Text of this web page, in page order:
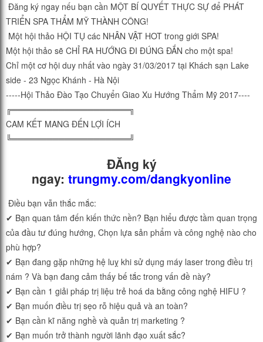
Đăng ký ngay nếu bạn cần MỘT BÍ QUYẾT THỰC SỰ để PHÁT
TRIỂN SPA THẨM MỸ THÀNH CÔNG!
Một hội thảo HỘI TỤ các NHÂN VẬT HOT trong giới SPA!
Một hội thảo sẽ CHỈ RA HƯỚNG ĐI ĐÚNG ĐẮN cho một spa!
Chỉ một cơ hội duy nhất vào ngày 31/03/2017 tại Khách sạn Lake
side - 23 Ngọc Khánh - Hà Nội
-----Hội Thảo Đào Tạo Chuyển Giao Xu Hướng Thẩm Mỹ 2017----
╔════════════════════╗
CAM KẾT MANG ĐẾN LỢI ÍCH
╚════════════════════╝
ĐĂng ký
ngay: trungmy.com/dangkyonline
Điều bạn vẫn thắc mắc:
✔ Bạn quan tâm đến kiến thức nền? Bạn hiểu được tầm quan trọng
của đầu tư đúng hướng, Chọn lựa sản phẩm và công nghệ nào cho
phù hợp?
✔ Bạn đang gặp những hệ luỵ khi sử dụng máy laser trong điều trị
nám ? Và bạn đang cảm thấy bế tắc trong vấn đề này?
✔ Bạn cần 1 giải pháp trị liệu trẻ hoá da bằng công nghệ HIFU ?
✔ Bạn muốn điều trị sẹo rỗ hiệu quả và an toàn?
✔ Bạn cần kĩ năng nghề và quản trị marketing ?
✔ Bạn muốn trở thành người lãnh đạo xuất sắc?